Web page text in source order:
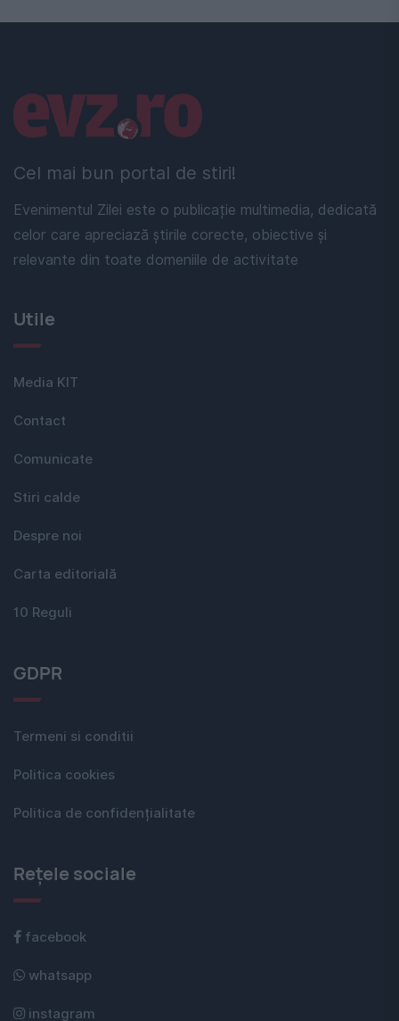
Cel mai bun portal de stiri!
Evenimentul Zilei este o publicație multimedia, dedicată
celor care apreciază știrile corecte, obiective și
relevante din toate domeniile de activitate
Linkuri utile
Utile
Media KIT
Contact
Comunicate
Stiri calde
Despre noi
Carta editorială
10 Reguli
GDPR
Termeni si conditii
Politica cookies
Politica de confidențialitate
Rețele sociale
facebook
whatsapp
instagram